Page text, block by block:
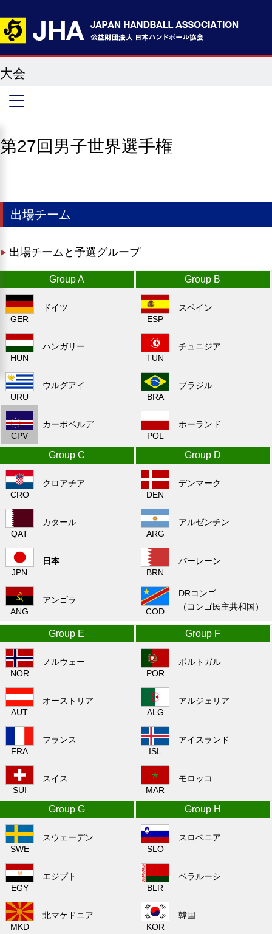
大会
第27回男子世界選手権
出場チーム
出場チームと予選グループ
Group A
GER
ドイツ
HUN
ハンガリー
URU
ウルグアイ
CPV
カーボベルデ
Group B
ESP
スペイン
TUN
チュニジア
BRA
ブラジル
POL
ポーランド
Group C
CRO
クロアチア
QAT
カタール
JPN
日本
ANG
アンゴラ
Group D
DEN
デンマーク
ARG
アルゼンチン
BRN
バーレーン
COD
DRコンゴ
（コンゴ民主共和国）
Group E
NOR
ノルウェー
AUT
オーストリア
FRA
フランス
SUI
スイス
Group F
POR
ポルトガル
ALG
アルジェリア
ISL
アイスランド
MAR
モロッコ
Group G
SWE
スウェーデン
EGY
エジプト
MKD
北マケドニア
Group H
SLO
スロベニア
BLR
ベラルーシ
KOR
韓国